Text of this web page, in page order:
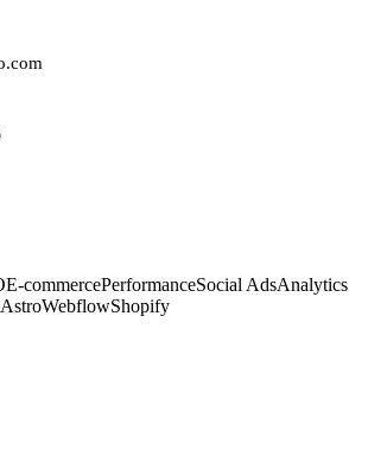
E-commercePerformanceSocial AdsAnalytics
AstroWebflowShopify